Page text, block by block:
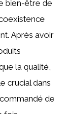
bien-être de
Après avoir
la qualité,
crucial dans
de